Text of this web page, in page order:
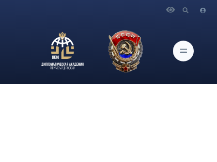
направленности для обучающихся 10-11 кадетских классов
«Вузы – кадетам Москвы» состоялось моделирование
проведения дипломатического приёма